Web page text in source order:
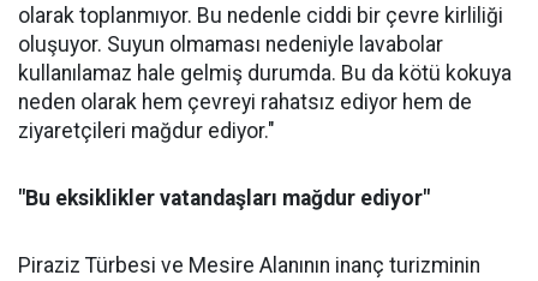
olarak toplanmıyor. Bu nedenle ciddi bir çevre kirliliği
oluşuyor. Suyun olmaması nedeniyle lavabolar
kullanılamaz hale gelmiş durumda. Bu da kötü kokuya
neden olarak hem çevreyi rahatsız ediyor hem de
ziyaretçileri mağdur ediyor."
"Bu eksiklikler vatandaşları mağdur ediyor"
Piraziz Türbesi ve Mesire Alanının inanç turizminin